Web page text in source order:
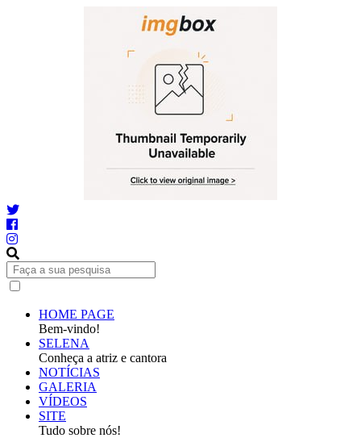
HOME PAGE
Bem-vindo!
SELENA
Conheça a atriz e cantora
NOTÍCIAS
GALERIA
VÍDEOS
SITE
Tudo sobre nós!